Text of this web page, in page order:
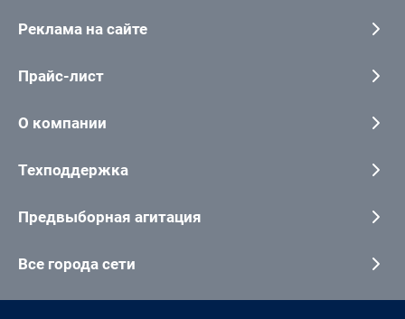
Реклама на сайте
Прайс-лист
О компании
Техподдержка
Предвыборная агитация
Все города сети